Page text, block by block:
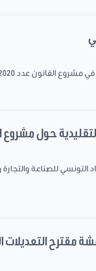
بتنظيم العمل المنزلي
حول مشروع القانون
للصناعة
مقترح